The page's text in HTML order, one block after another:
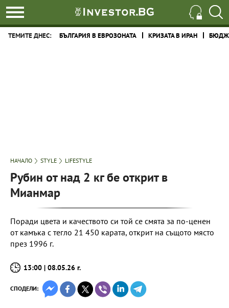
ТЕМИТЕ ДНЕС: БЪЛГАРИЯ В ЕВРОЗОНАТА КРИЗАТА В ИРАН
НАЧАЛО STYLE LIFESTYLE
Рубин от над 2 кг бе открит в
Мианмар
Поради цвета и качеството си той се смята за по-ценен
от камъка с тегло 21 450 карата, открит на същото място
през 1996 г.
13:00 | 08.05.26 г.
СПОДЕЛИ: